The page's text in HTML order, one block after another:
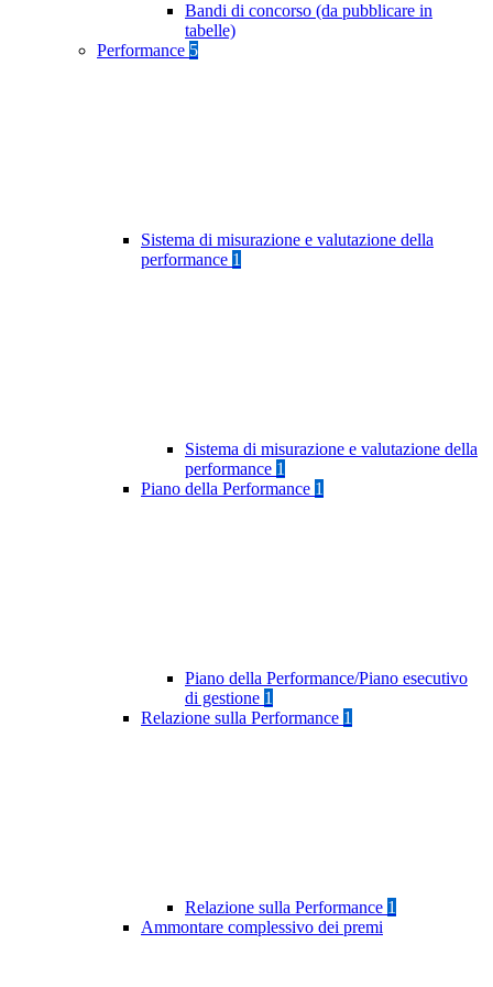
Bandi di concorso (da pubblicare in
tabelle)
Performance 5
Sistema di misurazione e valutazione della
performance 1
Sistema di misurazione e valutazione della
performance 1
Piano della Performance 1
Piano della Performance/Piano esecutivo
di gestione 1
Relazione sulla Performance 1
Relazione sulla Performance 1
Ammontare complessivo dei premi